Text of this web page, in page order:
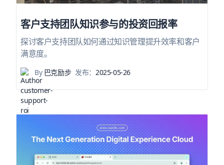
客户支持团队知识参与的投资回报率
探讨客户支持团队如何通过知识管理提升效率和客户
满意度。
By巴克励步 发布：2025-05-26